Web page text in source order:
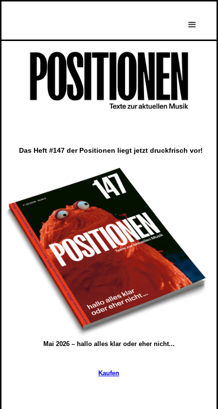
Das Heft #147 der Positionen liegt jetzt druckfrisch vor!
Mai 2026 – hallo alles klar oder eher nicht...
Kaufen